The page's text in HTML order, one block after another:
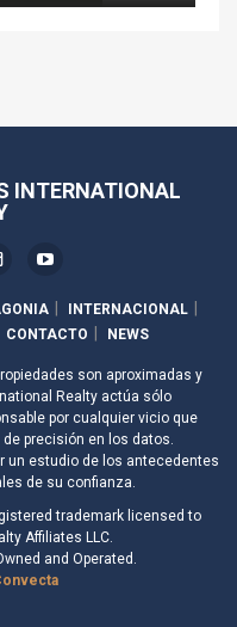
INTERNATIONAL
INTERNACIONAL
CONTACTO NEWS
son aproximadas y
Realty actúa sólo
por cualquier vicio que
precisión en los datos.
un estudio de los antecedentes
de su confianza.
trademark licensed to
Affiliates LLC.
and Operated.